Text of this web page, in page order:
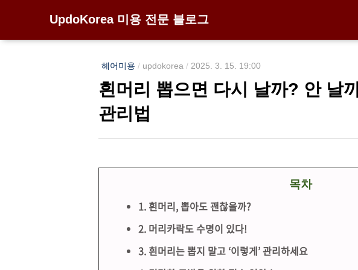
UpdoKorea 미용 전문 블로그
헤어미용 / updokorea / 2025. 3. 15. 19:00
흰머리 뽑으면 다시 날까? 안 날
관리법
목차
1. 흰머리, 뽑아도 괜찮을까?
2. 머리카락도 수명이 있다!
3. 흰머리는 뽑지 말고 ‘이렇게’ 관리하세요